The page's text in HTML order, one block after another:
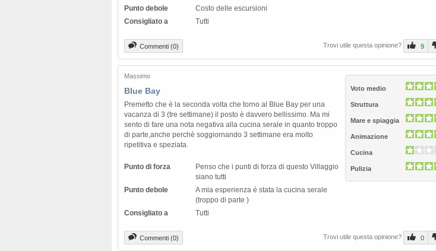
Punto debole
Costo delle escursioni
Consigliato a
Tutti
Commenti (0) Trovi utile questa opinione? 9
Massimo
Voto medio
Struttura
Mare e spiaggia
Animazione
Cucina
Pulizia
Blue Bay
Premetto che è la seconda volta che torno al Blue Bay per una
vacanza di 3 (tre settimane) il posto è davvero bellissimo. Ma mi
sento di fare una nota negativa alla cucina serale in quanto troppo
di parte,anche perchè soggiornando 3 settimane era molto
ripetitiva e speziata.
Punto di forza
Penso che i punti di forza di questo Villaggio
siano tutti
Punto debole
A mia esperienza è stata la cucina serale
(troppo di parte )
Consigliato a
Tutti
Commenti (0) Trovi utile questa opinione? 0